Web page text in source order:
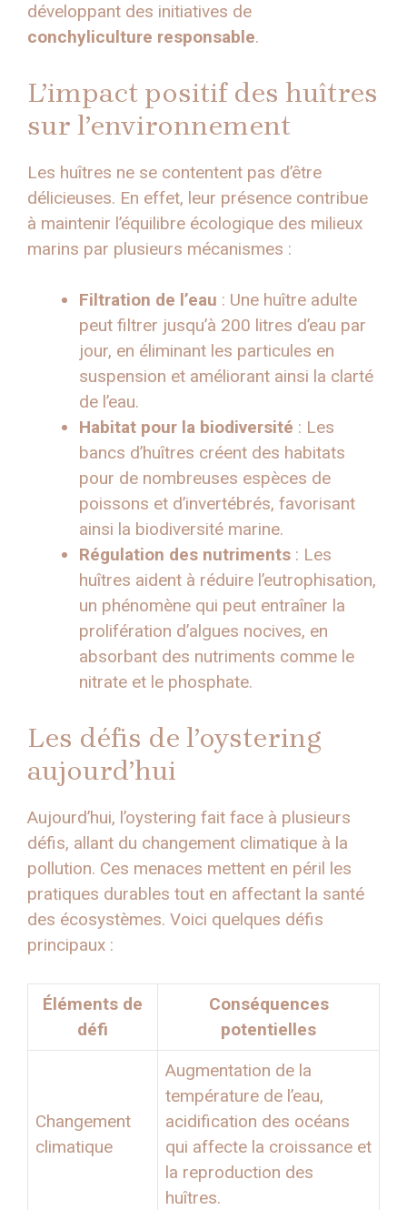
développant des initiatives de
conchyliculture responsable.
L’impact positif des huîtres
sur l’environnement
Les huîtres ne se contentent pas d’être
délicieuses. En effet, leur présence contribue
à maintenir l’équilibre écologique des milieux
marins par plusieurs mécanismes :
Filtration de l’eau : Une huître adulte
peut filtrer jusqu’à 200 litres d’eau par
jour, en éliminant les particules en
suspension et améliorant ainsi la clarté
de l’eau.
Habitat pour la biodiversité : Les
bancs d’huîtres créent des habitats
pour de nombreuses espèces de
poissons et d’invertébrés, favorisant
ainsi la biodiversité marine.
Régulation des nutriments : Les
huîtres aident à réduire l’eutrophisation,
un phénomène qui peut entraîner la
prolifération d’algues nocives, en
absorbant des nutriments comme le
nitrate et le phosphate.
Les défis de l’oystering
aujourd’hui
Aujourd’hui, l’oystering fait face à plusieurs
défis, allant du changement climatique à la
pollution. Ces menaces mettent en péril les
pratiques durables tout en affectant la santé
des écosystèmes. Voici quelques défis
principaux :
Éléments de
défi
Conséquences
potentielles
Changement
climatique
Augmentation de la
température de l’eau,
acidification des océans
qui affecte la croissance et
la reproduction des
huîtres.